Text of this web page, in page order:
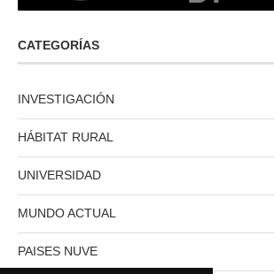
CATEGORÍAS
INVESTIGACIÓN
HÁBITAT RURAL
UNIVERSIDAD
MUNDO ACTUAL
PAISES NUVE